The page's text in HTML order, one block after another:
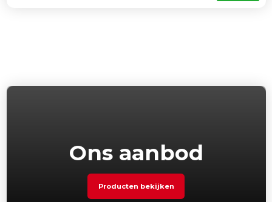
Ons aanbod
Producten bekijken